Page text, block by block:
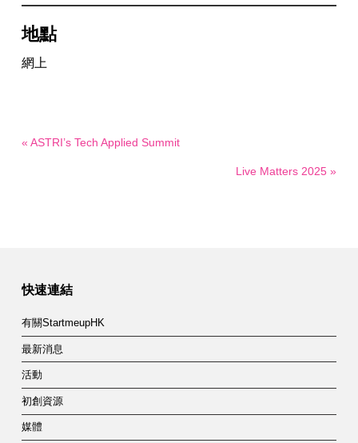
地點
網上
« ASTRI’s Tech Applied Summit
Live Matters 2025 »
快速連結
有關StartmeupHK
最新消息
活動
初創資源
媒體